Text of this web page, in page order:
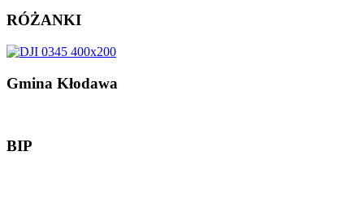
RÓŻANKI
Gmina Kłodawa
BIP